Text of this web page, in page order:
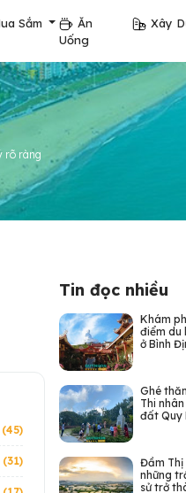
Sắm
Ăn
Uống
Xây
rõ ràng
Tin đọc nhiều
Khám
điểm du
ở Bình
Ghé
Thi
đất Quy
Đầm Thị
những
sử trở